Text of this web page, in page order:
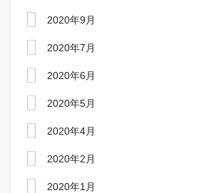
2020年9月
2020年7月
2020年6月
2020年5月
2020年4月
2020年2月
2020年1月